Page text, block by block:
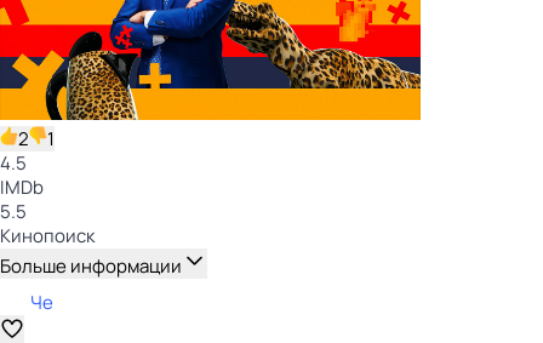
2
1
4.5
IMDb
5.5
Кинопоиск
Больше информации
Че